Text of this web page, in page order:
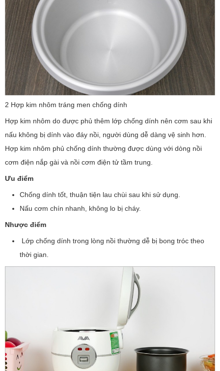
2 Hợp kim nhôm tráng men chống dính
Hợp kim nhôm do được phủ thêm lớp chống dính nên cơm sau khi
nấu không bị dính vào đáy nồi, người dùng dễ dàng vệ sinh hơn.
Hợp kim nhôm phủ chống dính thường được dùng với dòng nồi
cơm điện nắp gài và nồi cơm điện tử tầm trung.
Ưu điểm
Chống dính tốt, thuận tiện lau chùi sau khi sử dụng.
Nấu cơm chín nhanh, không lo bị cháy.
Nhược điểm
Lớp chống dính trong lòng nồi thường dễ bị bong tróc theo
thời gian.